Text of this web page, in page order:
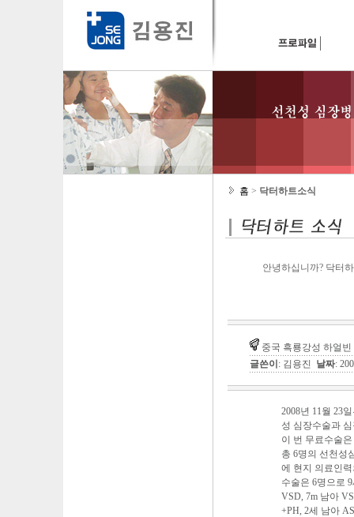
홈 > 닥터하트소식
안녕하십니까? 닥터
중국 흑룡강성 하얼
글쓴이 : 김용진 날짜:
2008년 11월 23
성 심장수술과
이 번 무료수술
총 6명의 선천성
에 현지 의료인
수술은 6명으로
VSD, 7m 남아
+PH, 2세 남아